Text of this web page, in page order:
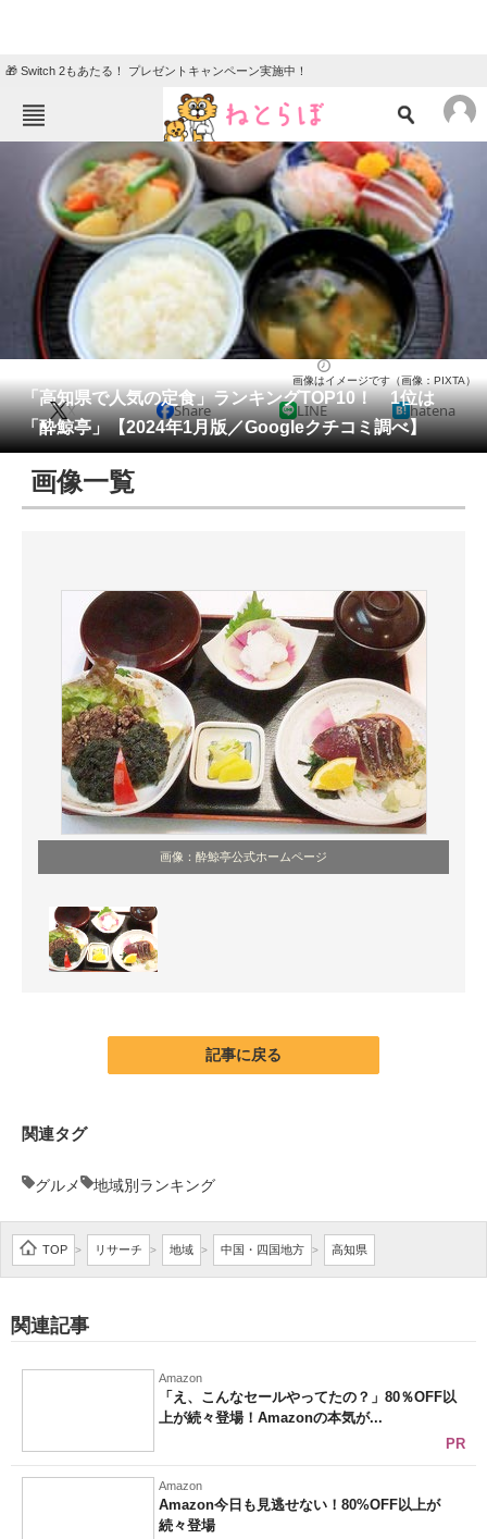
🎁 Switch 2もあたる！ プレゼントキャンペーン実施中！
ねとらぼメニュー
ニュース
エンタメ クイズ
グルメ 地域
教育・育児
動物 リサーチ
会員記事
メディア
注目記事を集めた総合ページ
進化するPCとデバイスの未来
好きが集まる 比べて選べる
ビジネスと働き方のヒント
AI活用のいまが分かる
企業ITのトレンドを詳説
経営リーダーのコミュニティ
マーケ×ITの今がよく分かる
ITエンジニア向け専門サイト
IT製品の技術・比較・事例
モノづくり技術者専門サイト
エレクトロニクス専門サイト
電子設計の基本と応用
エネルギーの専門メディア
建設×テクノロジーの最前線
ちょっと気になるネットの話題
「高知県で人気の定食」ランキングTOP10！ 1位は
「酔鯨亭」【2024年1月版／Googleクチコミ調べ】
画像はイメージです（画像：PIXTA）
X Share LINE hatena
画像一覧
画像：酔鯨亭公式ホームページ
記事に戻る
関連タグ
グルメ 地域別ランキング
TOP > リサーチ > 地域 > 中国・四国地方 > 高知県
関連記事
Amazon
「え、こんなセールやってたの？」80％OFF以
上が続々登場！Amazonの本気が...
PR
Amazon
Amazon今日も見逃せない！80%OFF以上が
続々登場